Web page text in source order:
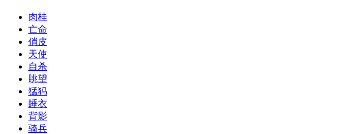
肉桂
亡命
俏皮
天使
自杀
眺望
猛犸
睡衣
背影
骑兵